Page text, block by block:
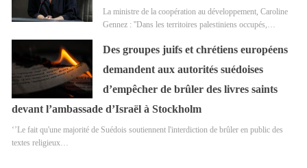
La ministre de la coopération au développement, Caroline
Gennez : ''Dans les territoires palestiniens occupés,…
Des groupes juifs et chrétiens européens
demandent aux autorités suédoises
d’empêcher de brûler des livres saints
devant l’ambassade d’Israël à Stockholm
‘’Le fait qu'une majorité de Suédois soutiennent l'interdiction de brûler en public des
textes religieux…